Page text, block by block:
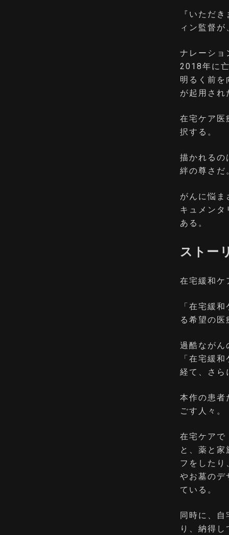
『いただ
ィン監督
ナレーショ
2018年に
明るく前を
が起用され
在宅ケア医
択する。
描かれるの
絆の尊さだ
がんに悩ま
キュメンタ
ある。
ストー
在宅緩和ケ
「在宅緩
る希望の医
過酷ながん
「在宅緩
経て、さら
本作の患者
ごす人々。
在宅ケアで
と、薬と
フをしたり
やお墓のデ
ている。
同時に、自
り、納得